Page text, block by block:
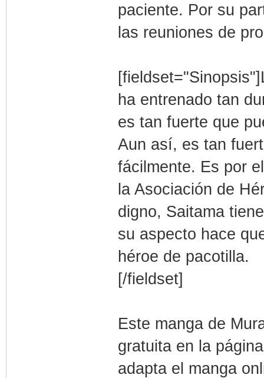
paciente. Por su
las reuniones de
ha entrenado tan
es tan fuerte que
Aun así, es tan
fácilmente. Es por
la Asociación de
digno, Saitama
su aspecto hace
héroe de pacotilla.
[/fieldset]
Este manga de
gratuita en la
adapta el manga